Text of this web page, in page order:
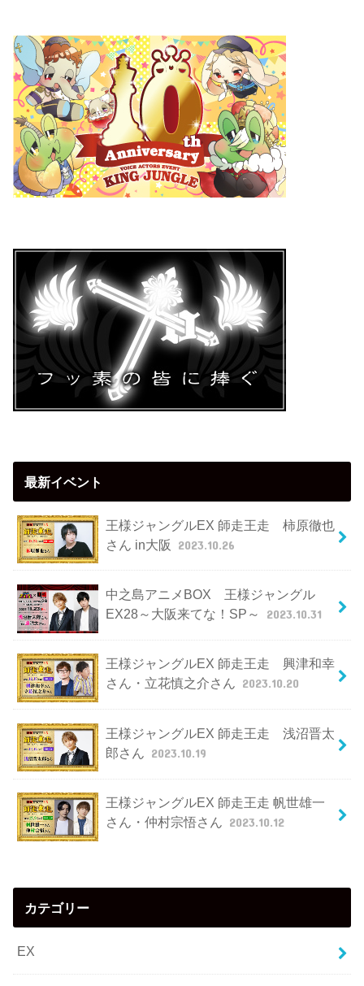
最新イベント
王様ジャングルEX 師走王走 柿原徹也
さん in大阪
2023.10.26
中之島アニメBOX 王様ジャングル
EX28～大阪来てな！SP～
2023.10.31
王様ジャングルEX 師走王走 興津和幸
さん・立花慎之介さん 2023.10.20
王様ジャングルEX 師走王走 浅沼晋太
郎さん 2023.10.19
王様ジャングルEX 師走王走 帆世雄一
さん・仲村宗悟さん 2023.10.12
カテゴリー
EX